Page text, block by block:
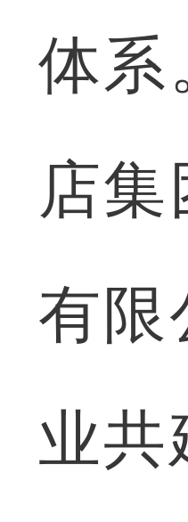
体系
店
有限
业共